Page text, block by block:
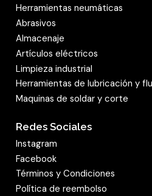
Herramientas neumáticas
Abrasivos
Almacenaje
Artículos eléctricos
Limpieza industrial
Herramientas de lubricación y
Maquinas de soldar y corte
Redes Sociales
Instagram
Facebook
Términos y Condiciones
Política de reembolso